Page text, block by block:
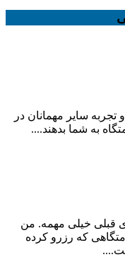
سایر مهمانان در
به شما بدهند....
قبلی خیلی مهمه. من
که رزرو کرده